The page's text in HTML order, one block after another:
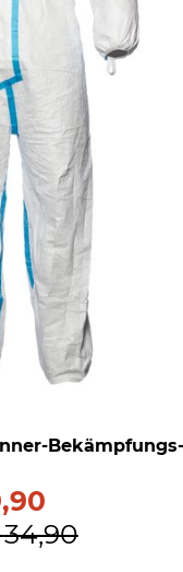
34,90